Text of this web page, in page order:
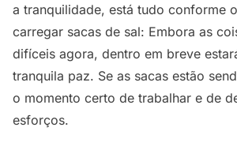
a tranquilidade, está tudo conforme
carregar sacas de sal: Embora as
difíceis agora, dentro em breve
tranquila paz. Se as sacas estão
o momento certo de trabalhar e de
esforços.